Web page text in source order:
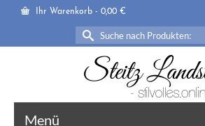
Ihr Warenkorb - 0,00 €
Suche
nach:
Menü